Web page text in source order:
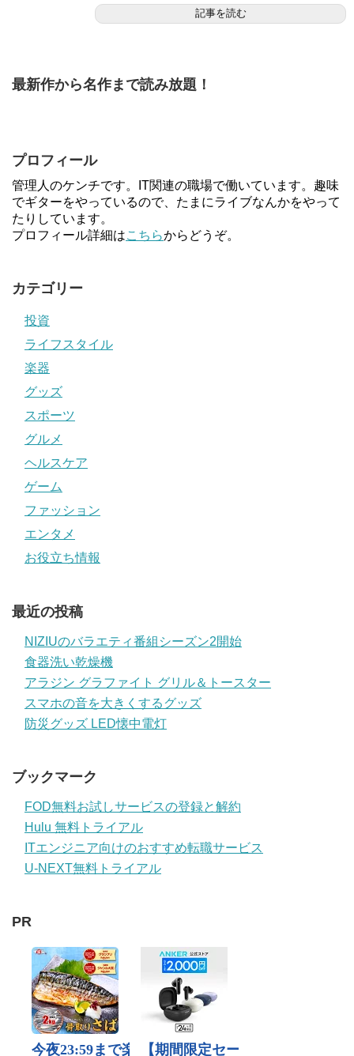
記事を読む
最新作から名作まで読み放題！
プロフィール
管理人のケンチです。IT関連の職場で働いています。趣味
でギターをやっているので、たまにライブなんかをやって
たりしています。
プロフィール詳細はこちらからどうぞ。
カテゴリー
投資
ライフスタイル
楽器
グッズ
スポーツ
グルメ
ヘルスケア
ゲーム
ファッション
エンタメ
お役立ち情報
最近の投稿
NIZIUのバラエティ番組シーズン2開始
食器洗い乾燥機
アラジン グラファイト グリル＆トースター
スマホの音を大きくするグッズ
防災グッズ LED懐中電灯
ブックマーク
FOD無料お試しサービスの登録と解約
Hulu 無料トライアル
ITエンジニア向けのおすすめ転職サービス
U-NEXT無料トライアル
PR